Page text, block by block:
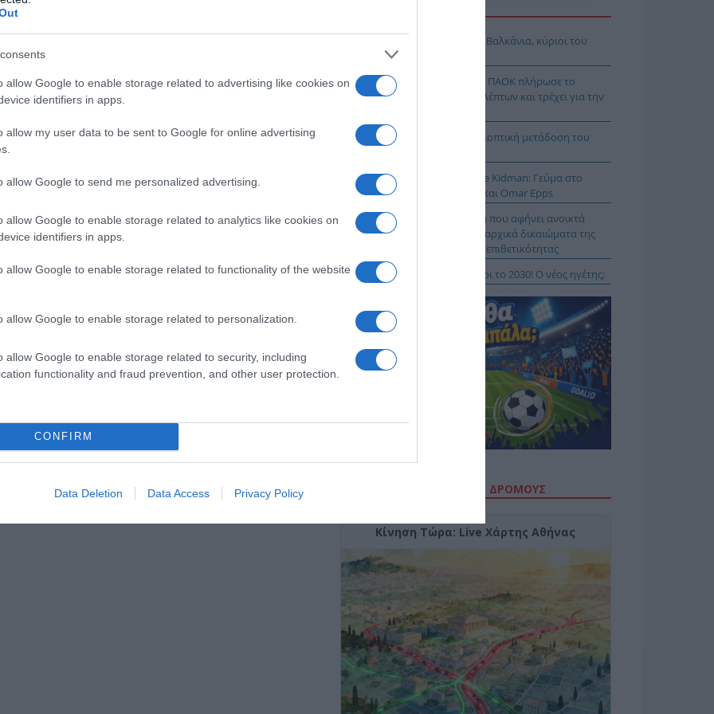
allow Google to enable storage related to advertising like cookies on
identifiers in apps.
allow my user data to be sent to Google for online advertising
allow Google to send me personalized advertising.
allow Google to enable storage related to analytics like cookies on
identifiers in apps.
allow Google to enable storage related to functionality of the website
allow Google to enable storage related to personalization.
allow Google to enable storage related to security, including
functionality and fraud prevention, and other user protection.
CONFIRM
Data Deletion Data Access Privacy Policy
Ο καιρός των επομένων ημερών:
βοριάδες και σταδιακή άνοδο της
θερμοκρασίας
Ορθόδοξοι υπάρχουν και στα Βαλκάνια, κύριοι του
Ψυχρολουσία στην Τούμπα: Ο ΠΑΟΚ πλήρωσε το
«μπλακ άουτ» των 17 δευτερολέπτων και τρέχει για την
ΠΑΟΚ – Άντερλεχτ LIVE: Η τηλεοπτική μετάδοση του
Στη Μύκονο βρίσκεται η Nicole Kidman: Γεύμα στο
Nammos μαζί με Zoe Saldaña και Omar Epps
Ρένα Δούρου: Θολή συμφωνία που αφήνει ανοικτά
ερωτήματα σχετικά με τα κυριαρχικά δικαιώματα της
Ελλάδας έναντι της τουρκικής επιθετικότητας
Ο Μιλάν Βιτάλις στην ΑΕΚ μέχρι το 2030! Ο νέος ηγέτης;
ΔΕΙΤΕ ΤΗΝ ΚΙΝΗΣΗ ΣΤΟΥΣ ΔΡΌΜΟΥΣ
Κίνηση Τώρα: Live Χάρτης Αθήνας